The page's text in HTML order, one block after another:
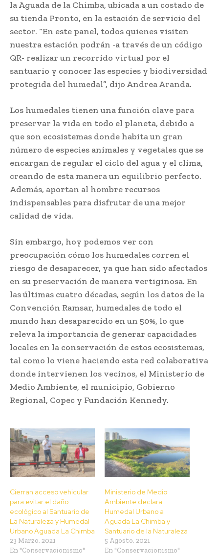
la Aguada de la Chimba, ubicada a un costado de
su tienda Pronto, en la estación de servicio del
sector. “En este panel, todos quienes visiten
nuestra estación podrán -a través de un código
QR- realizar un recorrido virtual por el
santuario y conocer las especies y biodiversidad
protegida del humedal”, dijo Andrea Aranda.
Los humedales tienen una función clave para
preservar la vida en todo el planeta, debido a
que son ecosistemas donde habita un gran
número de especies animales y vegetales que se
encargan de regular el ciclo del agua y el clima,
creando de esta manera un equilibrio perfecto.
Además, aportan al hombre recursos
indispensables para disfrutar de una mejor
calidad de vida.
Sin embargo, hoy podemos ver con
preocupación cómo los humedales corren el
riesgo de desaparecer, ya que han sido afectados
en su preservación de manera vertiginosa. En
las últimas cuatro décadas, según los datos de la
Convención Ramsar, humedales de todo el
mundo han desaparecido en un 50%, lo que
releva la importancia de generar capacidades
locales en la conservación de estos ecosistemas,
tal como lo viene haciendo esta red colaborativa
donde intervienen los vecinos, el Ministerio de
Medio Ambiente, el municipio, Gobierno
Regional, Copec y Fundación Kennedy.
Cierran acceso vehicular
para evitar el daño
ecológico al Santuario de
La Naturaleza y Humedal
Urbano Aguada La Chimba
23 Marzo, 2021
En "Conservacionismo"
Ministerio de Medio
Ambiente declara
Humedal Urbano a
Aguada La Chimba y
Santuario de la Naturaleza
5 Agosto, 2021
En "Conservacionismo"